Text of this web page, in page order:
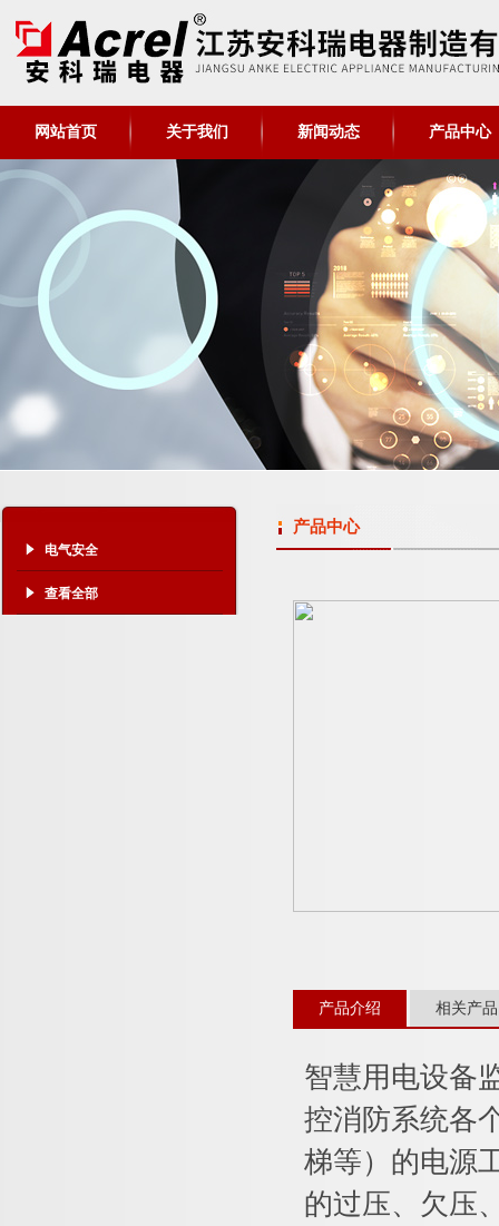
网站首页 关于我们 新闻动态 产品中心
电气安全
查看全部
产品中心
产品介绍 相关产品
智慧用电设备
控消防系统各
梯等）的电源
的过压、欠压